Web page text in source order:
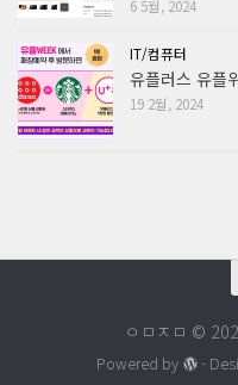
6 5월, 2024
IT/컴퓨터
유플러스 유플
19 2월, 2024
ㅇㅁㅈㅁ ©
Powered by -